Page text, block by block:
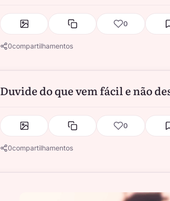
0
0compartilhamentos
Duvide do que vem fácil e não
0
0compartilhamentos